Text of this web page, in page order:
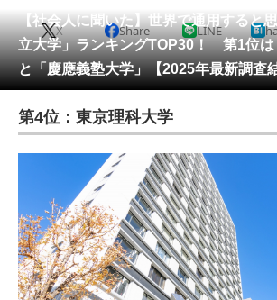
会員記事
メディア
注目記事を集めた総合ページ
ITの今と未来を見通す
スマホと通信の最新トレンド
進化するPCとデバイスの未来
好きが集まる 比べて選べる
ビジネスと働き方のヒント
【社会人に聞いた】世界で通用すると
立大学」ランキングTOP30！ 第1位は
と「慶應義塾大学」【2025年最新調査
X Share LINE
第4位：東京理科大学